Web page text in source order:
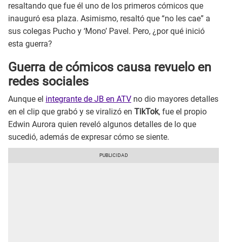
resaltando que fue él uno de los primeros cómicos que
inauguró esa plaza. Asimismo, resaltó que “no les cae” a
sus colegas Pucho y ‘Mono’ Pavel. Pero, ¿por qué inició
esta guerra?
Guerra de cómicos causa revuelo en
redes sociales
Aunque el integrante de JB en ATV no dio mayores detalles
en el clip que grabó y se viralizó en TikTok, fue el propio
Edwin Aurora quien reveló algunos detalles de lo que
sucedió, además de expresar cómo se siente.